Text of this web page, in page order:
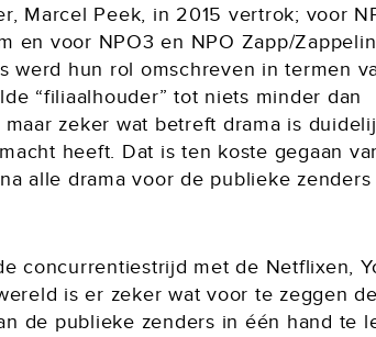
Marcel Peek, in 2015 vertrok; voor
en voor NPO3 en NPO Zapp/
werd hun rol omschreven in termen
“filiaalhouder” tot niets minder dan
maar zeker wat betreft drama is
heeft. Dat is ten koste gegaan
alle drama voor de publieke zenders
concurrentiestrijd met de Netflixen,
is er zeker wat voor te zeggen de
de publieke zenders in één hand te